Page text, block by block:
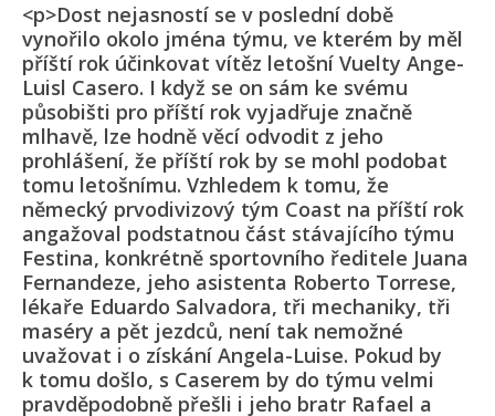
<p>Dost nejasností se v poslední době
vynořilo okolo jména týmu, ve kterém by měl
příští rok účinkovat vítěz letošní Vuelty Ange-
Luisl Casero. I když se on sám ke svému
působišti pro příští rok vyjadřuje značně
mlhavě, lze hodně věcí odvodit z jeho
prohlášení, že příští rok by se mohl podobat
tomu letošnímu. Vzhledem k tomu, že
německý prvodivizový tým Coast na příští rok
angažoval podstatnou část stávajícího týmu
Festina, konkrétně sportovního ředitele Juana
Fernandeze, jeho asistenta Roberto Torrese,
lékaře Eduardo Salvadora, tři mechaniky, tři
maséry a pět jezdců, není tak nemožné
uvažovat i o získání Angela-Luise. Pokud by
k tomu došlo, s Caserem by do týmu velmi
pravděpodobně přešli i jeho bratr Rafael a